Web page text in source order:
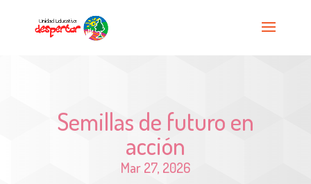
Semillas de futuro en
acción
Mar 27, 2026